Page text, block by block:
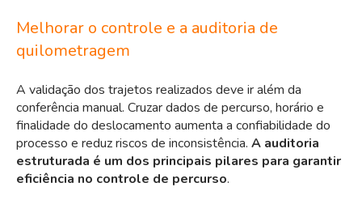
Melhorar o controle e a auditoria de
quilometragem
A validação dos trajetos realizados deve ir além da
conferência manual. Cruzar dados de percurso, horário e
finalidade do deslocamento aumenta a confiabilidade do
processo e reduz riscos de inconsistência. A auditoria
estruturada é um dos principais pilares para garantir
eficiência no controle de percurso.